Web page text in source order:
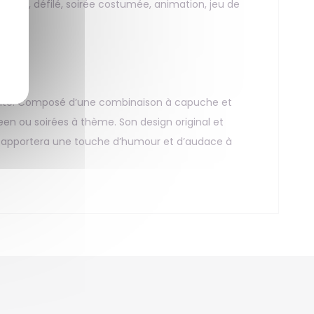
défilé, soirée costumée, animation, jeu de
Composé d’une combinaison à capuche et
ou soirées à thème. Son design original et
une touche d’humour et d’audace à